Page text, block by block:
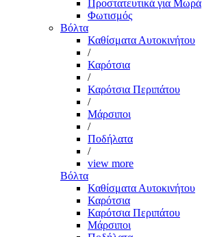
Προστατευτικά για Μωρά
Φωτισμός
Βόλτα
Καθίσματα Αυτοκινήτου
/
Καρότσια
/
Καρότσια Περιπάτου
/
Μάρσιποι
/
Ποδήλατα
/
view more
Βόλτα
Καθίσματα Αυτοκινήτου
Καρότσια
Καρότσια Περιπάτου
Μάρσιποι